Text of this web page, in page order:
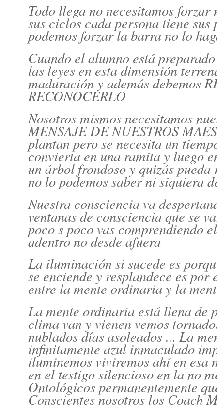
Todo llega no necesitamos
sus ciclos cada persona tiene
podemos forzar la barra no lo
Cuando el alumno está
las leyes en esta dimensión
maduración y además debemos
RECONOCERLO
Nosotros mismos necesitamos
MENSAJE DE NUESTROS
plantan pero se necesita un
convierta en una ramita y luego
un árbol frondoso y quizás
no lo podemos saber ni siquiera
Nuestra consciencia va
ventanas de consciencia que se
poco s poco vas comprendiendo
adentro no desde afuera
La iluminación si sucede es
se enciende y resplandece es
entre la mente ordinaria y la
La mente ordinaria está llena de
clima van y vienen vemos
nublados días asoleados ... La
infinitamente azul inmaculado
iluminemos viviremos ahí en esa
en el testigo silencioso en la no
Ontológicos permanentemente
Conscientes nosotros los Coach